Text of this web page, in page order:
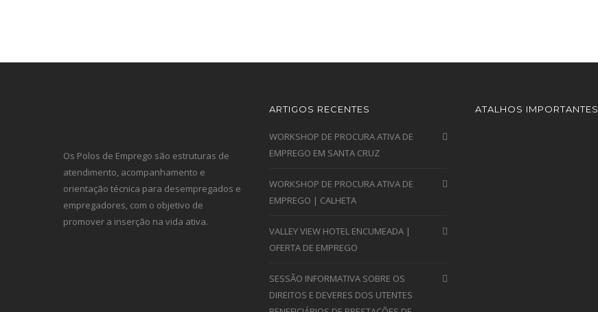
Os Polos de Emprego são estruturas de
atendimento, acompanhamento e
orientação técnica para desempregados e
empregadores, com o objetivo de
promover a inserção na vida ativa.
ARTIGOS RECENTES
WORKSHOP DE PROCURA ATIVA DE
EMPREGO EM SANTA CRUZ
WORKSHOP DE PROCURA ATIVA DE
EMPREGO | CALHETA
VALLEY VIEW HOTEL ENCUMEADA |
OFERTA DE EMPREGO
SESSÃO INFORMATIVA SOBRE OS
DIREITOS E DEVERES DOS UTENTES
ATALHOS IMPORTANTES